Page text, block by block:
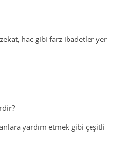
hac gibi farz ibadetler yer
yardım etmek gibi çeşitli